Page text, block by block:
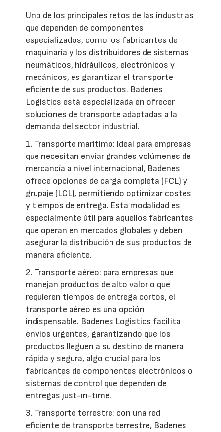
Uno de los principales retos de las industrias
que dependen de componentes
especializados, como los fabricantes de
maquinaria y los distribuidores de sistemas
neumáticos, hidráulicos, electrónicos y
mecánicos, es garantizar el transporte
eficiente de sus productos. Badenes
Logistics está especializada en ofrecer
soluciones de transporte adaptadas a la
demanda del sector industrial.
1. Transporte marítimo: ideal para empresas
que necesitan enviar grandes volúmenes de
mercancía a nivel internacional, Badenes
ofrece opciones de carga completa (FCL) y
grupaje (LCL), permitiendo optimizar costes
y tiempos de entrega. Esta modalidad es
especialmente útil para aquellos fabricantes
que operan en mercados globales y deben
asegurar la distribución de sus productos de
manera eficiente.
2. Transporte aéreo: para empresas que
manejan productos de alto valor o que
requieren tiempos de entrega cortos, el
transporte aéreo es una opción
indispensable. Badenes Logistics facilita
envíos urgentes, garantizando que los
productos lleguen a su destino de manera
rápida y segura, algo crucial para los
fabricantes de componentes electrónicos o
sistemas de control que dependen de
entregas just-in-time.
3. Transporte terrestre: con una red
eficiente de transporte terrestre, Badenes